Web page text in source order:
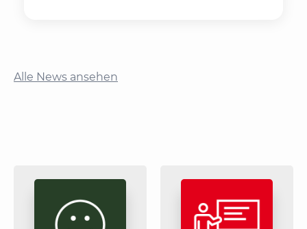
Alle News ansehen